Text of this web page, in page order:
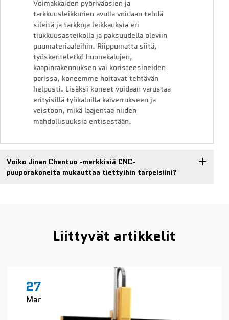
Voimakkaiden pyöriväosien ja
tarkkuusleikkurien avulla voidaan tehdä
sileitä ja tarkkoja leikkauksia eri
tiukkuusasteikolla ja paksuudella oleviin
puumateriaaleihin. Riippumatta siitä,
työskenteletkö huonekalujen,
kaapinrakennuksen vai koristeesineiden
parissa, koneemme hoitavat tehtävän
helposti. Lisäksi koneet voidaan varustaa
erityisillä työkaluilla kaiverrukseen ja
veistoon, mikä laajentaa niiden
mahdollisuuksia entisestään.
Voiko Jinan Chentuo -merkkisiä CNC-
puuporakoneita mukauttaa tiettyihin tarpeisiini?
Liittyvät artikkelit
27
Mar